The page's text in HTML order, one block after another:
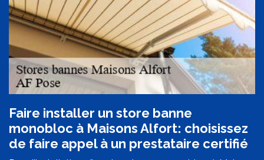
Faire installer un store banne
monobloc à Maisons Alfort: choisissez
de faire appel à un prestataire certifié